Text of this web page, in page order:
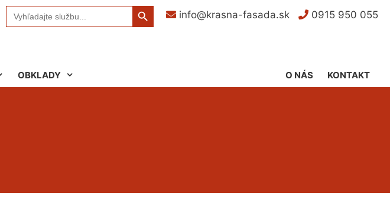
Search
for:
Search Button
info@krasna-fasada.sk
0915 950 055
OBKLADY KONTAKT
O NÁS